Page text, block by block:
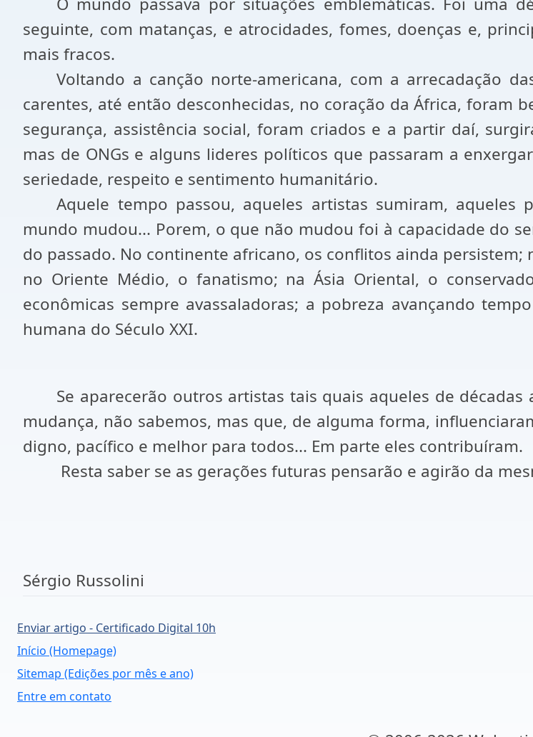
seguinte, com matanças, e atrocidades, fomes, doenças e,
mais fracos.
Voltando a canção norte-americana, com a arrecadação
carentes, até então desconhecidas, no coração da África, foram
segurança, assistência social, foram criados e a partir daí,
mas de ONGs e alguns lideres políticos que passaram a
seriedade, respeito e sentimento humanitário.
Aquele tempo passou, aqueles artistas sumiram, aqueles
mundo mudou... Porem, o que não mudou foi à capacidade do
do passado. No continente africano, os conflitos ainda
no Oriente Médio, o fanatismo; na Ásia Oriental, o
econômicas sempre avassaladoras; a pobreza avançando
humana do Século XXI.
Se aparecerão outros artistas tais quais aqueles de
mudança, não sabemos, mas que, de alguma forma,
digno, pacífico e melhor para todos... Em parte eles contribuíram.
Resta saber se as gerações futuras pensarão e agirão da
Sérgio Russolini
Enviar artigo - Certificado Digital 10h
Início (Homepage)
Sitemap (Edições por mês e ano)
Entre em contato